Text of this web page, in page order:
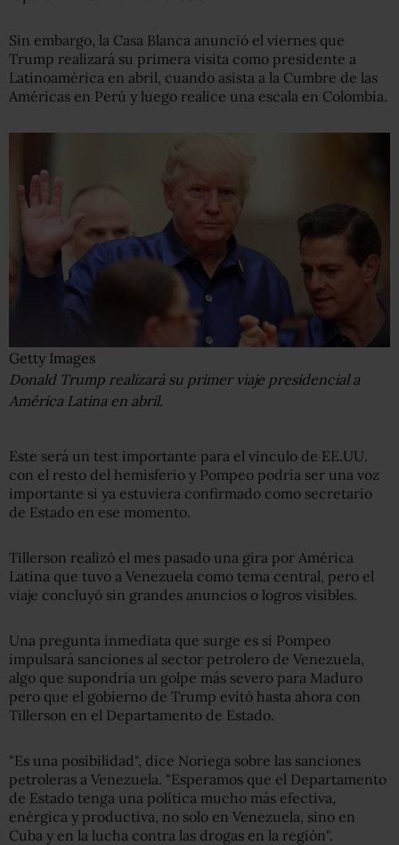
Sin embargo, la Casa Blanca anunció el viernes que
Trump realizará su primera visita como presidente a
Latinoamérica en abril, cuando asista a la Cumbre de las
Américas en Perú y luego realice una escala en Colombia.
Getty Images
Donald Trump realizará su primer viaje presidencial a
América Latina en abril.
Este será un test importante para el vínculo de EE.UU.
con el resto del hemisferio y Pompeo podría ser una voz
importante si ya estuviera confirmado como secretario
de Estado en ese momento.
Tillerson realizó el mes pasado una gira por América
Latina que tuvo a Venezuela como tema central, pero el
viaje concluyó sin grandes anuncios o logros visibles.
Una pregunta inmediata que surge es si Pompeo
impulsará sanciones al sector petrolero de Venezuela,
algo que supondría un golpe más severo para Maduro
pero que el gobierno de Trump evitó hasta ahora con
Tillerson en el Departamento de Estado.
"Es una posibilidad", dice Noriega sobre las sanciones
petroleras a Venezuela. "Esperamos que el Departamento
de Estado tenga una política mucho más efectiva,
enérgica y productiva, no solo en Venezuela, sino en
Cuba y en la lucha contra las drogas en la región".